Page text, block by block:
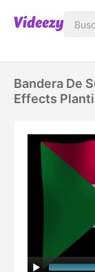
Bandera De
Effects